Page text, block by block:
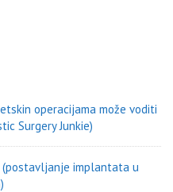
operacijama može voditi
Surgery Junkie)
implantata u